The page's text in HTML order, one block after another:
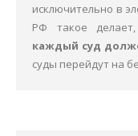
исключительно в
РФ такое
каждый суд
суды перейдут на